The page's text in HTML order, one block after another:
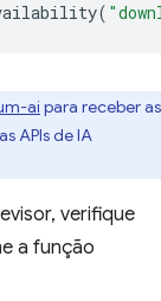
(
ai para receber as
APIs de IA
verifique
a função